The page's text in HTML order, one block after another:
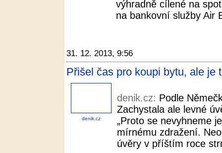
výhradně cílené na
na bankovní služby Air
31. 12. 2013, 9:56
Přišel čas pro koupi bytu, ale je
denik.cz
denik.cz: Podle
Zachystala ale levné
„Proto se nevyhneme
mírnému zdražení.
úvěry v příštím roce